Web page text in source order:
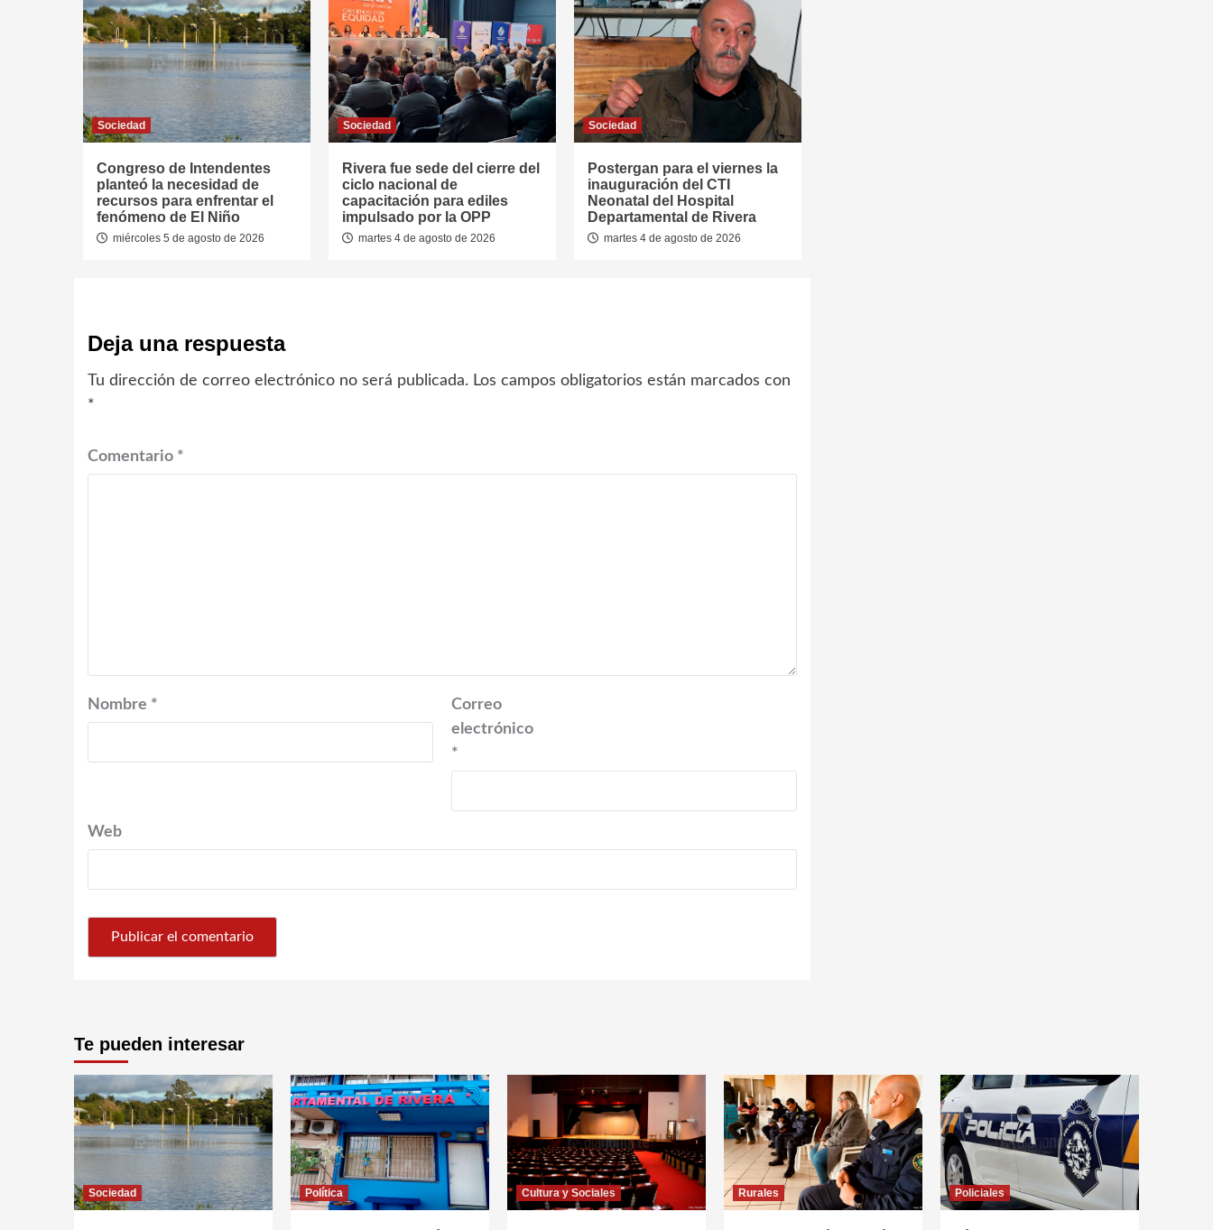
Sociedad
Congreso de Intendentes
planteó la necesidad de
recursos para enfrentar el
fenómeno de El Niño
miércoles 5 de agosto de 2026
Sociedad
Rivera fue sede del cierre del
ciclo nacional de
capacitación para ediles
impulsado por la OPP
martes 4 de agosto de 2026
Sociedad
Postergan para el viernes la
inauguración del CTI
Neonatal del Hospital
Departamental de Rivera
martes 4 de agosto de 2026
Deja una respuesta
Tu dirección de correo electrónico no será publicada. Los campos obligatorios están marcados con
*
Comentario *
Nombre *
Correo
electrónico
*
Web
Te pueden interesar
Sociedad Política Cultura y Sociales Rurales Policiales